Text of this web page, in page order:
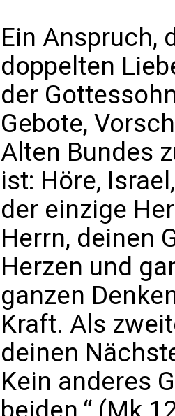
Ein Anspruch,
doppelten
der
Gebote,
Alten Bundes
ist: Höre,
der einzige
Herrn, deinen
Herzen und
ganzen
Kraft. Als
deinen
Kein anderes